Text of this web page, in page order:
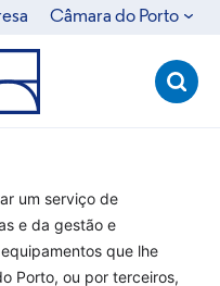
Câmara do Porto
e Energia do Porto
Ambiente
um serviço de
e da gestão e
que lhe
Porto, ou por terceiros,